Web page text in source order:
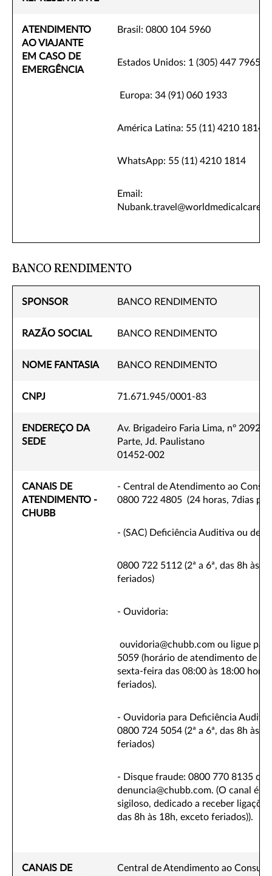
ATENDIMENTO
AO VIAJANTE
EM CASO DE
EMERGÊNCIA
Brasil: 0800 104 5960
Estados Unidos: 1 (305) 447 7965
Europa: 34 (91) 060 1933
América Latina: 55 (11) 4210 1814
WhatsApp: 55 (11) 4210 1814
Email:
BANCO RENDIMENTO
SPONSOR BANCO RENDIMENTO
RAZÃO SOCIAL BANCO RENDIMENTO
NOME FANTASIA BANCO RENDIMENTO
CNPJ 71.671.945/0001-83
ENDEREÇO DA
SEDE
Av. Brigadeiro Faria Lima, nº 2092,
Parte, Jd. Paulistano
01452-002
CANAIS DE
ATENDIMENTO -
CHUBB
- Central de Atendimento ao
0800 722 4805 (24 horas, 7dias por
- (SAC) Deficiência Auditiva ou de
0800 722 5112 (2ª a 6ª, das 8h às
feriados)
- Ouvidoria:
ouvidoria@chubb.com ou ligue
5059 (horário de atendimento de
sexta-feira das 08:00 às 18:00
feriados).
- Ouvidoria para Deficiência
0800 724 5054 (2ª a 6ª, das 8h às
feriados)
- Disque fraude: 0800 770 8135 ou
denuncia@chubb.com. (O canal é
sigiloso, dedicado a receber ligações
das 8h às 18h, exceto feriados)).
CANAIS DE
Central de Atendimento ao